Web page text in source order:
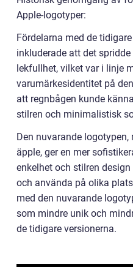
Apple-logotyper:
Fördelarna med de
inkluderade att det
lekfullhet, vilket var i linje
varumärkesidentitet på
att regnbågen kunde
stilren och minimalistisk
Den nuvarande
äpple, ger en mer
enkelhet och stilren
och använda på olika
med den nuvarande
som mindre unik och
de tidigare versionerna.